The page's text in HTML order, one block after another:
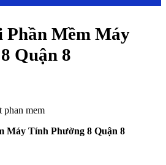
Phần Mềm Máy
Quận 8
Máy Tính Phường 8 Quận 8